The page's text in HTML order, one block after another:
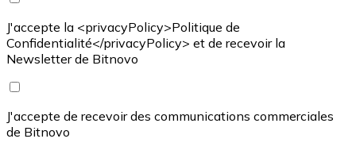
J'accepte la <privacyPolicy>Politique de
Confidentialité</privacyPolicy> et de recevoir la
Newsletter de Bitnovo
J'accepte de recevoir des communications commerciales
de Bitnovo